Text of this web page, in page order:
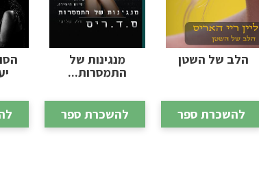
הלב של השטן
להשכרת ספר
מנגינות של
התמסרות...
להשכרת ספר